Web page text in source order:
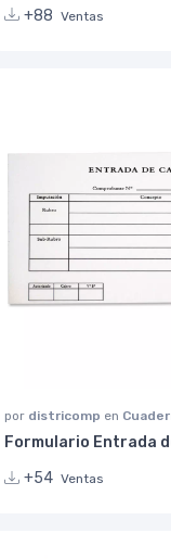
+88 Ventas
por districomp en
Formulario Entrada
+54 Ventas